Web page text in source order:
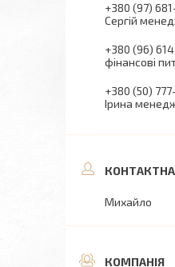
+380 (97)
Сергій
+380 (96)
фінансові
+380 (50)
Ірина
Михайло